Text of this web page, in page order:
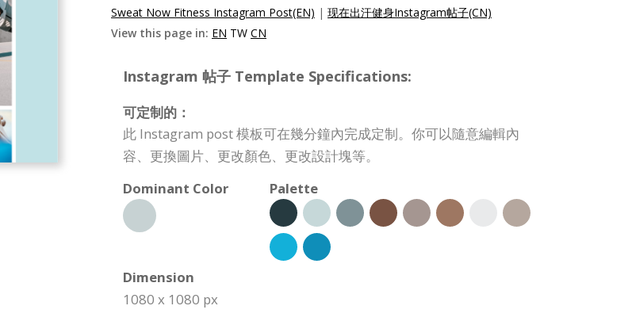
Sweat Now Fitness Instagram Post(EN) | 现在出汗健身Instagram帖子(CN)
View this page in: EN TW CN
Instagram 帖子 Template Specifications:
可定制的：
此 Instagram post 模板可在幾分鐘內完成定制。你可以隨意編輯內
容、更換圖片、更改顏色、更改設計塊等。
Dominant Color
Palette
Dimension
1080 x 1080 px